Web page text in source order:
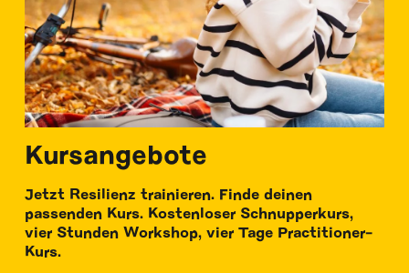
Kursangebote
Jetzt Resilienz trainieren. Finde deinen
passenden Kurs. Kostenloser Schnupperkurs,
vier Stunden Workshop, vier Tage Practitioner-
Kurs.